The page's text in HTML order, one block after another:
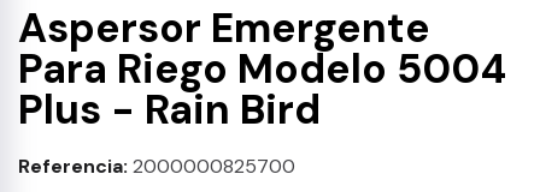
Aspersor Emergente
Para Riego Modelo 5004
Plus - Rain Bird
Referencia 2000000825700